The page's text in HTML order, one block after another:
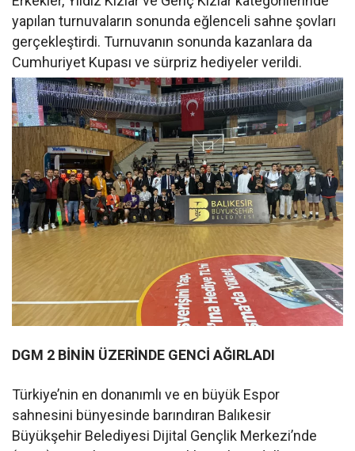
yapılan turnuvaların sonunda eğlenceli sahne şovları
gerçekleştirdi. Turnuvanın sonunda kazanlara da
Cumhuriyet Kupası ve sürpriz hediyeler verildi.
DGM 2 BİNİN ÜZERİNDE GENCİ AĞIRLADI
Türkiye’nin en donanımlı ve en büyük Espor
sahnesini bünyesinde barındıran Balıkesir
Büyükşehir Belediyesi Dijital Gençlik Merkezi’nde